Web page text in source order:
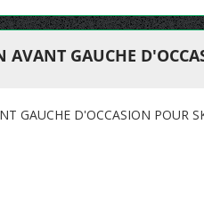
AVANT GAUCHE
GAUCHE D'OCCASION POUR